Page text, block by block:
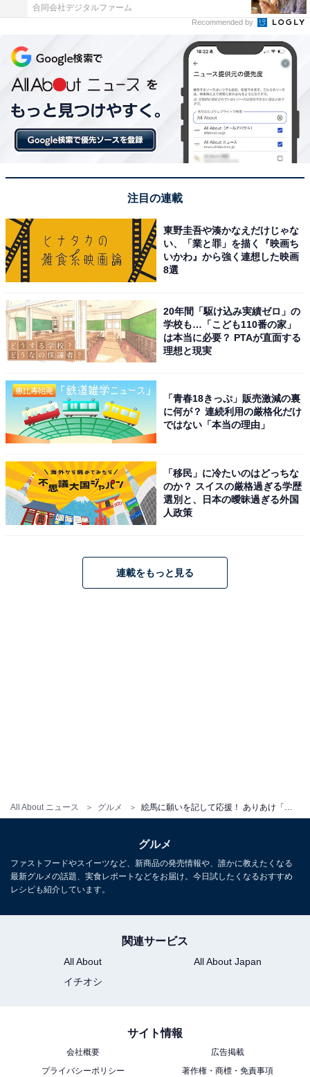
All About ニュース グルメ
「横浜反撃」。ムーンガレットのコンセプトモチーフで
ある「たまくすの木」の、困難にめげずに立ち上がる姿
と重ね合わせて「横浜DeNAベイスターズ ムーンガレッ
ト☆希望の星」が企画されました。
「たまくすの木」とは、横浜開港資料館の庭で生き続け
ている、樹齢300年といわれる樹木。ペリー提督横浜上
陸を描いた横浜絵に登場し、日本の夜明けに立ち会いま
「玉楠（たまくす）の木」のモニュメント
そんな「たまくすの木」は、一度は消え、2001年に復活
ハーバーズムーン本店の前には「玉楠（たまくす）の
木」のモニュメントが設置されているほどです。
木製絵馬に願いをかけよう！
合同会社デジタルファーム
Recommended by
注目の連載
東野圭吾や湊かなえだけじゃな
い、「業と罪」を描く『映画ち
いかわ』から強く連想した映画
8選
20年間「駆け込み実績ゼロ」の
学校も…「こども110番の家」
は本当に必要？ PTAが直面する
理想と現実
「青春18きっぷ」販売激減の裏
に何が？ 連続利用の厳格化だけ
ではない「本当の理由」
「移民」に冷たいのはどっちな
のか？ スイスの厳格過ぎる学歴
選別と、日本の曖昧過ぎる外国
人政策
連載をもっと見る
グルメ
ファストフードやスイーツなど、新商品の発売情報や、誰かに教えたくなる
最新グルメの話題、実食レポートなどをお届け。今日試したくなるおすすめ
レシピも紹介しています。
関連サービス
All About
All About Japan
イチオシ
サイト情報
会社概要
広告掲載
プライバシーポリシー
著作権・商標・免責事項